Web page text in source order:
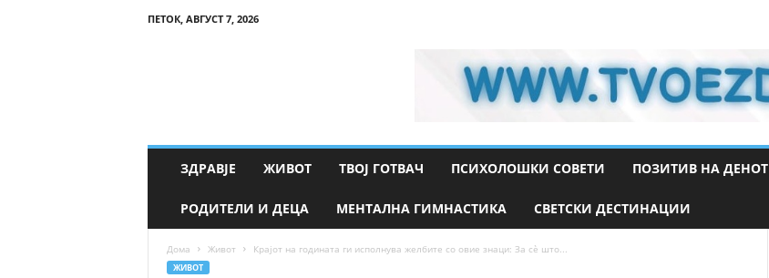
ПЕТОК, АВГУСТ 7, 2026
ЗДРАВЈЕ ЖИВОТ ТВОЈ ГОТВАЧ ПСИХОЛОШКИ СОВЕТИ ПОЗИТИВ НА ДЕНОТ
РОДИТЕЛИ И ДЕЦА МЕНТАЛНА ГИМНАСТИКА СВЕТСКИ ДЕСТИНАЦИИ
Дома Живот Крајот на годината ги исполнува желбите со овие знаци: За сè што...
ЖИВОТ